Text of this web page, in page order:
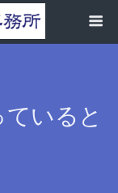
いると